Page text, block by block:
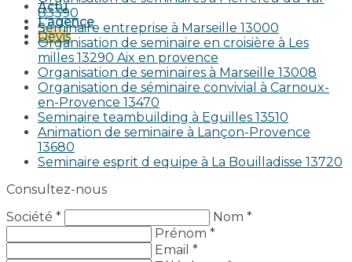
Actu
L’agence
Devis
83390
Seminaire entreprise à Marseille 13000
Organisation de seminaire en croisière à Les
milles 13290 Aix en provence​
Organisation de seminaires à Marseille 13008
Organisation de séminaire convivial à Carnoux-
en-Provence 13470
Seminaire teambuilding à Eguilles 13510
Animation de seminaire à Lançon-Provence
13680
Seminaire esprit d equipe à La Bouilladisse 13720
Consultez-nous
Société *
Nom *
Prénom *
Email *